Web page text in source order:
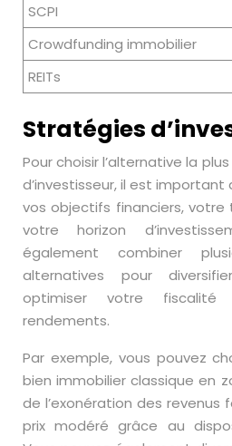
SCPI
Crowdfunding immobilier
REITs
Stratégies
Pour choisir l’alternative la
d’investisseur, il est
vos objectifs financiers,
votre horizon
également combiner
alternatives pour
optimiser votre
rendements.
Par exemple, vous pouvez
bien immobilier classique en
de l’exonération des revenus
prix modéré grâce au